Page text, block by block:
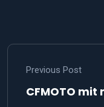
Previous Post
CFMOTO